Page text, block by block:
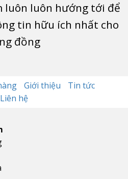
luôn luôn hướng tới để
tin hữu ích nhất cho
đồng
Giới thiệu
Tin tức
Liên hệ